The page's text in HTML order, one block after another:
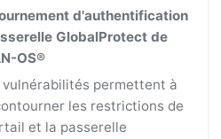
d'authentification
GlobalProtect de
OS®
permettent à
les restrictions de
et la passerelle